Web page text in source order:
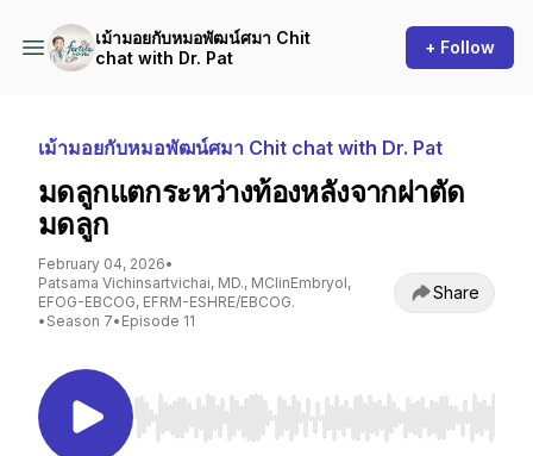
เม้ามอยกับหมอพัฒน์ศมา Chit
chat with Dr. Pat
+ Follow
เม้ามอยกับหมอพัฒน์ศมา Chit chat with Dr. Pat
มดลูกแตกระหว่างท้องหลังจากผ่าตัด
มดลูก
February 04, 2026•
Patsama Vichinsartvichai, MD., MClinEmbryol,
EFOG-EBCOG, EFRM-ESHRE/EBCOG.
• Season 7• Episode 11
Share
Use Left/Right to seek, Home/End to jump to